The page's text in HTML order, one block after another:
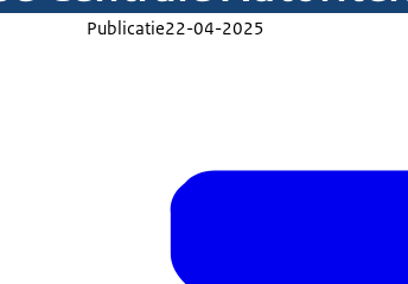
Publicatie22-04-2025